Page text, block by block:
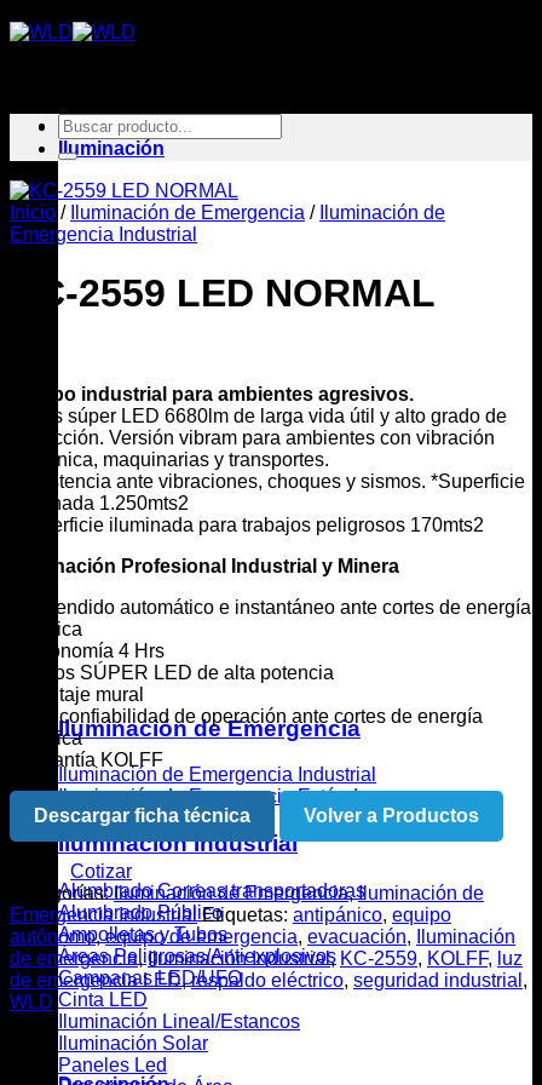
Saltar
al
Inicio
Iluminación
Iluminación de Emergencia
Iluminación de Emergencia Industrial
Iluminación de Emergencia Estándar
Iluminación Industrial
Alumbrado Correas transportadoras
Alumbrado Público
Ampolletas y Tubos
Áreas Peligrosas/Antiexplosivos
Campanas LED/UFO
Cinta LED
Iluminación Lineal/Estancos
Iluminación Solar
Paneles Led
Buscar
por:
Inicio / Iluminación de Emergencia /
Iluminación de
Emergencia Industrial
KC-2559 LED NORMAL
Equipo industrial para ambientes agresivos.
Focos súper LED 6680lm de larga vida útil y alto grado de
protección. Versión vibram para ambientes con vibración
mecánica, maquinarias y transportes.
Resistencia ante vibraciones, choques y sismos. *Superficie
iluminada 1.250mts2
*Superficie iluminada para trabajos peligrosos 170mts2
Iluminación Profesional Industrial y Minera
• Encendido automático e instantáneo ante cortes de energía
eléctrica
• Autonomía 4 Hrs
• Focos SÚPER LED de alta potencia
• Montaje mural
• Alta confiabilidad de operación ante cortes de energía
eléctrica
• Garantía KOLFF
Descargar ficha técnica Volver a Productos
Cotizar
Categorías:Iluminación de Emergencia,Iluminación de
Emergencia Industrial Etiquetas: antipánico, equipo
autónomo,equipo de emergencia, evacuación,
Iluminación
de emergencia,Iluminación Industrial, KC-2559, KOLFF, luz
de emergencia LED,respaldo eléctrico, seguridad industrial ,
WLD